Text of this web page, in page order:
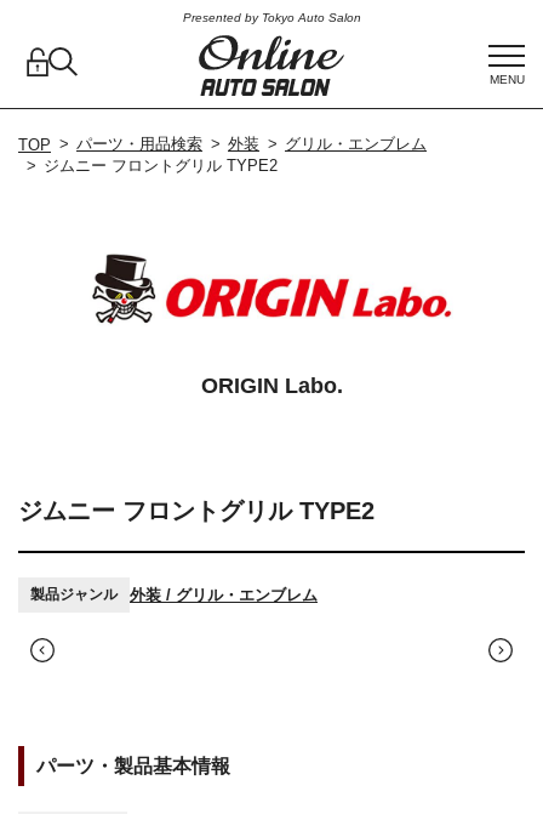
Presented by Tokyo Auto Salon
MENU
TOP パーツ・用品検索 外装
グリル・エンブレム
ジムニー フロントグリル TYPE2
ジムニー フロントグリル TYPE2
製品ジャンル 外装 / グリル・エンブレム
パーツ・製品基本情報
ORIGIN Labo.